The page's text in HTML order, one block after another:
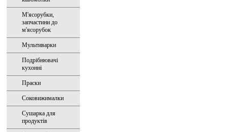
М'ясорубки,
запчастини до
м'ясорубок
Мультиварки
Подрібнювачі
кухонні
Праски
Соковижималки
Сушарка для
продуктів